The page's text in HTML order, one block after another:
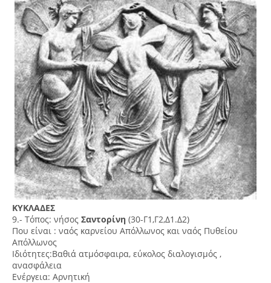
ΚΥΚΛΑΔΕΣ
9.- Τόπος: νήσος Σαντορίνη (30-Γ1,Γ2,Δ1.Δ2)
Που είναι : ναός καρνείου Απόλλωνος και ναός Πυθείου
Απόλλωνος
Ιδιότητες:Βαθιά ατμόσφαιρα, εύκολος διαλογισμός ,
ανασφάλεια
Ενέργεια: Αρνητική